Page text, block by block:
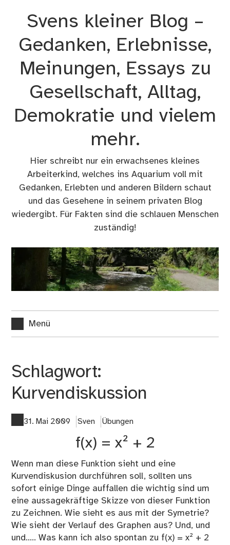
Svens kleiner Blog –
Gedanken, Erlebnisse,
Meinungen, Essays zu
Gesellschaft, Alltag,
Demokratie und vielem
mehr.
Hier schreibt nur ein erwachsenes kleines
Arbeiterkind, welches ins Aquarium voll mit
Gedanken, Erlebten und anderen Bildern schaut
und das Gesehene in seinem privaten Blog
wiedergibt. Für Fakten sind die schlauen Menschen
zuständig!
Menü
Schlagwort:
Kurvendiskussion
31. Mai 2009 Sven Übungen
f(x) = x² + 2
Wenn man diese Funktion sieht und eine
Kurvendiskusion durchführen soll, sollten uns
sofort einige Dinge auffallen die wichtig sind um
eine aussagekräftige Skizze von dieser Funktion
zu Zeichnen. Wie sieht es aus mit der Symetrie?
Wie sieht der Verlauf des Graphen aus? Und, und
und..... Was kann ich also spontan zu f(x) = x² + 2